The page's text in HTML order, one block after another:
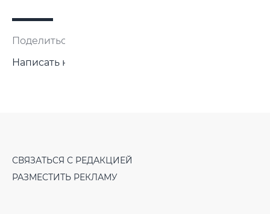
Поделиться:
Написать нам
СВЯЗАТЬСЯ С РЕДАКЦИЕЙ
РАЗМЕСТИТЬ РЕКЛАМУ